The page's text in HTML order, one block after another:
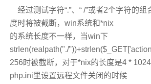
经过测试字符“.”、“ /”或者2个字符的组
度时将被截断，win系统和*nix
的系统长度不一样，当win下
strlen(realpath("./
256时被截断，对于*nix的长度是4 *
php.ini里设置远程文件关闭的时候